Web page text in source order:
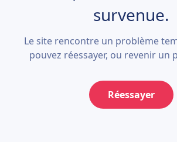
survenue.
Le site rencontre un problème
pouvez réessayer, ou revenir un
Réessayer